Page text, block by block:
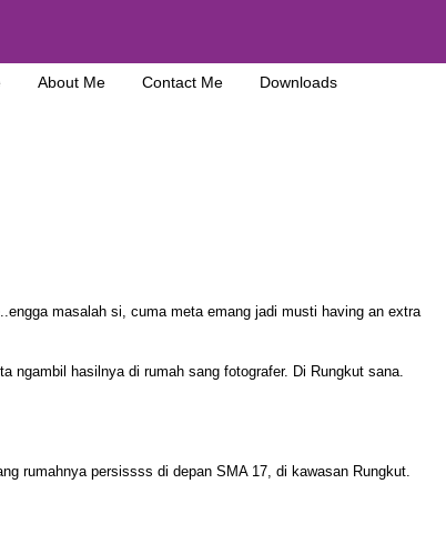
About Me Contact Me Downloads
masalah si, cuma meta emang jadi musti having an extra
ngambil hasilnya di rumah sang fotografer. Di Rungkut sana.
rumahnya persissss di depan SMA 17, di kawasan Rungkut.